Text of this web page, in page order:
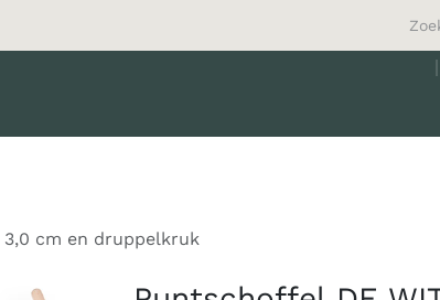
3,0 cm en druppelkruk